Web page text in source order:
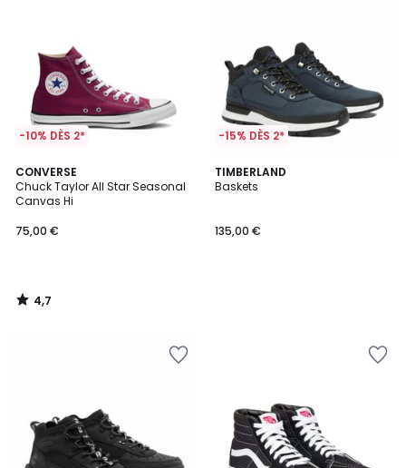
-10% DÈS 2*
CONVERSE
Chuck Taylor All Star Seasonal
Canvas Hi
75,00 €
4,7
/ 5
4,7
/
-15% DÈS 2*
TIMBERLAND
Baskets
135,00 €